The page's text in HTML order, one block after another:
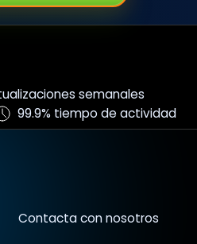
semanales
99.9% tiempo de actividad
Contacta con nosotros